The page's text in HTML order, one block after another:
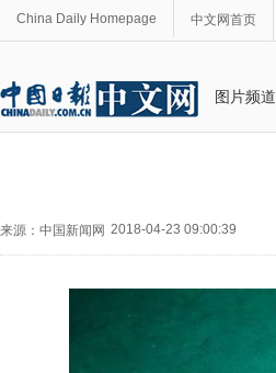
China Daily Homepage 中文网首页
图片频道
来源：中国新闻网 2018-04-23 09:00:39